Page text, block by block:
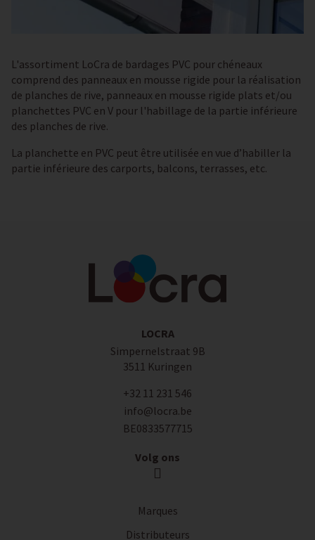
L'assortiment LoCra de bardages PVC pour chéneaux
comprend des panneaux en mousse rigide pour la réalisation
de planches de rive, panneaux en mousse rigide plats et/ou
planchettes PVC en V pour l'habillage de la partie inférieure
des planches de rive.
La planchette en PVC peut être utilisée en vue d’habiller la
partie inférieure des carports, balcons, terrasses, etc.
LOCRA
Simpernelstraat 9B
3511 Kuringen
+32 11 231 546
info@locra.be
BE0833577715
Volg ons
Marques
Distributeurs